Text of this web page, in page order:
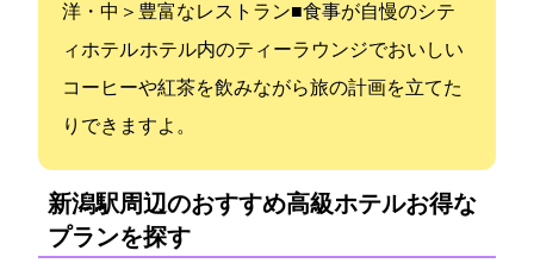
洋・中＞豊富なレストラン■食事が自慢のシテ
ィホテル ホテル内のティーラウンジでおいしい
コーヒーや紅茶を飲みながら旅の計画を立てた
りできますよ。
新潟駅周辺のおすすめ高級ホテル:お得な
プランを探す